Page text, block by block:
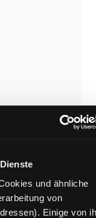
und ähnliche
von
Einige von